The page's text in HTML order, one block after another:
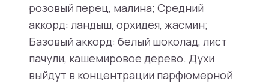
розовый перец, малина; Средний
аккорд: ландыш, орхидея, жасмин;
Базовый аккорд: белый шоколад, лист
пачули, кашемировое дерево. Духи
выйдут в концентрации парфюмерной